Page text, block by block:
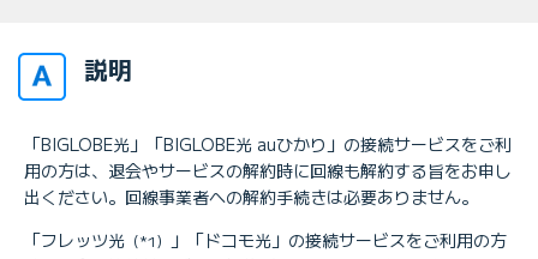
説明
「BIGLOBE光」「BIGLOBE光 auひかり」の接続サービスをご利
用の方は、退会やサービスの解約時に回線も解約する旨をお申し
出ください。回線事業者への解約手続きは必要ありません。
「フレッツ光 （*1）
」「ドコモ光」の接続サービスをご利用の方